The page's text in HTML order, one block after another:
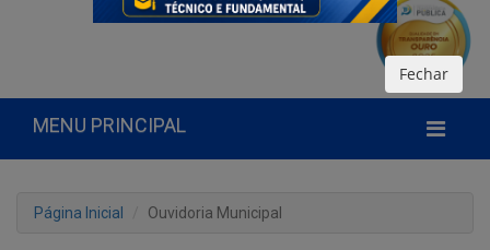
MENU PRINCIPAL
Página Inicial Ouvidoria Municipal
Fechar